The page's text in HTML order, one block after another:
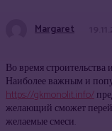
Margaret
Во время строительства
Наиболее важным и
https://gkmonolit.info/
желающий сможет
желаемые смеси.